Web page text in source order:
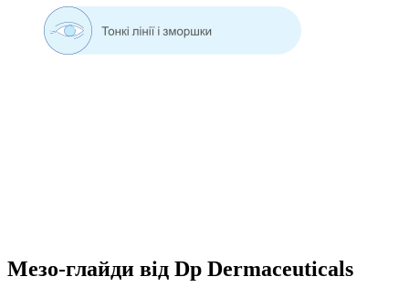
Мезо-глайди від Dp Dermaceuticals